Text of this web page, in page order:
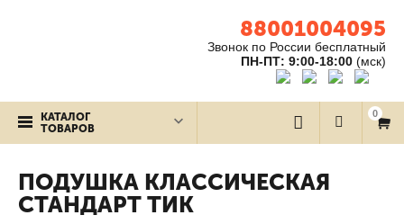
88001004095
Звонок по России бесплатный
ПН-ПТ: 9:00-18:00 (мск)
КАТАЛОГ
ТОВАРОВ
0
ПОДУШКА КЛАССИЧЕСКАЯ
СТАНДАРТ ТИК